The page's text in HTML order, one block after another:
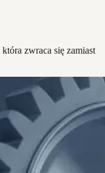
zwraca się zamiast